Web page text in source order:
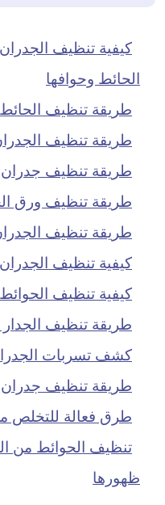
كيفية تنظيف
الحائط وحوافها
طريقة تنظيف
طريقة تنظيف
طريقة تنظيف
طريقة تنظيف ورق
طريقة تنظيف
كيفية تنظيف
كيفية تنظيف
طريقة تنظيف الجدار
كشف تسربات
طريقة تنظيف
طرق فعالة للتخلص
تنظيف الحوائط من
ظهورها